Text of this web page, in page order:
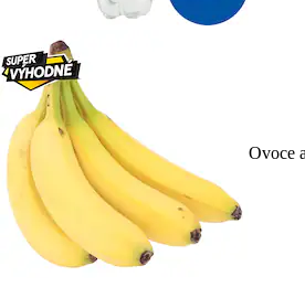
Ovoce